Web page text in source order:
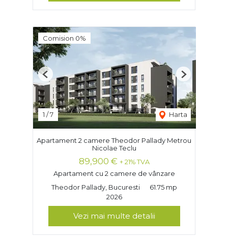
Comision 0%
1 /7 Harta
Previous Next
Apartament 2 camere Theodor Pallady Metrou
Nicolae Teclu
89,900 € + 21% TVA
Apartament cu 2 camere de vânzare
Theodor Pallady, Bucuresti
61.75 mp
2026
Vezi mai multe detalii